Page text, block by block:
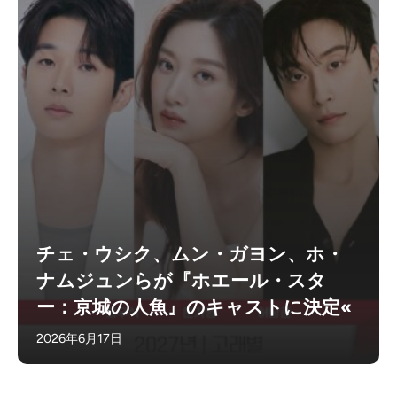
チェ・ウシク、ムン・ガヨン、ホ・
ナムジュンらが『ホエール・スタ
ー：京城の人魚』のキャストに決定«
2026年6月17日